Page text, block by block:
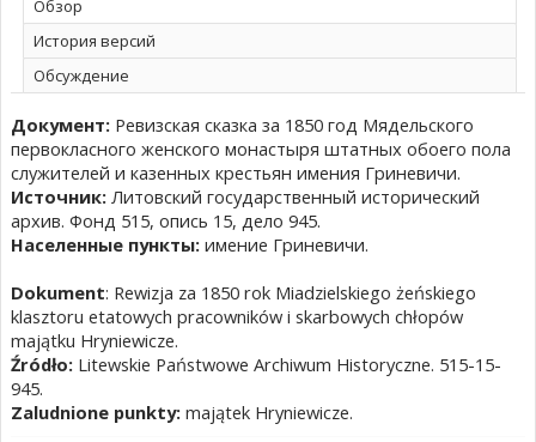
Обзoр
История версий
Обсуждение
Документ: Ревизская сказка за 1850 год Мядельского
первокласного женского монастыря штатных обоего пола
служителей и казенных крестьян имения Гриневичи.
Источник: Литовский государственный исторический
архив. Фонд 515, опись 15, дело 945.
Населенные пункты: имение Гриневичи.
Dokument: Rewizja za 1850 rok Miadzielskiego żeńskiego
klasztoru etatowych pracowników i skarbowych chłopów
majątku Hryniewicze.
Źródło: Litewskie Państwowe Archiwum Historyczne. 515-15-
945.
Zaludnione punkty: majątek Hryniewicze.